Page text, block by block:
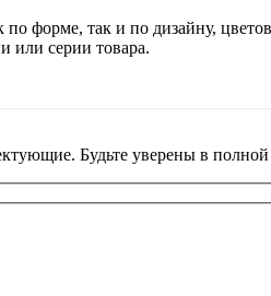
форме, так и по дизайну,
или серии товара.
Будьте уверены в